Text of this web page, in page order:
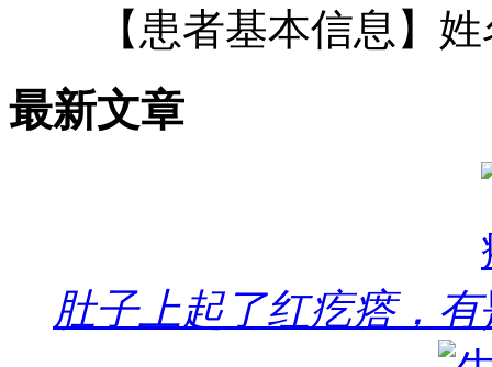
【患者基本信息】
最新文章
肚子上起了红疙瘩，有